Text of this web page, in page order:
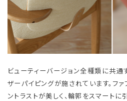
ビューティーバージョン全種類に共通
ザーパイピングが施されています。フ
ントラストが美しく、輪郭をスマートに